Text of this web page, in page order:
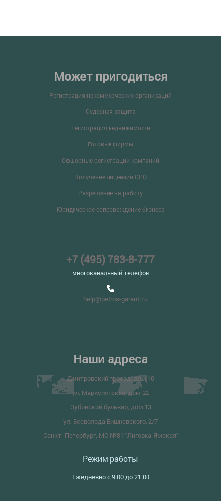
Может пригодиться
Регистрация некоммерческих организаций
Судебная защита
Регистрация недвижимости
Готовые фирмы
Офшорные регистрации компаний
Получение лицензий СРО
Разрешение на работу
Юридическое сопровождение бизнеса
+7 (495) 783-8-777
многоканальный телефон
help@petros-garant.ru
Наши адреса
Дмитровский проезд, дом 10
ул. Марксистская, дом 22
Зубовский бульвар, дом 13
ул. Всеволода Вишневского, 2/7
Санкт- Петербург, МО №81 "Лиговка-Ямская"
Режим работы
Ежедневно с 9:00 до 21:00